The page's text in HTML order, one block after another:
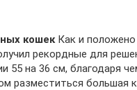
кошек Как и
рекордные для
55 на 36 см, благодаря
разместиться большая